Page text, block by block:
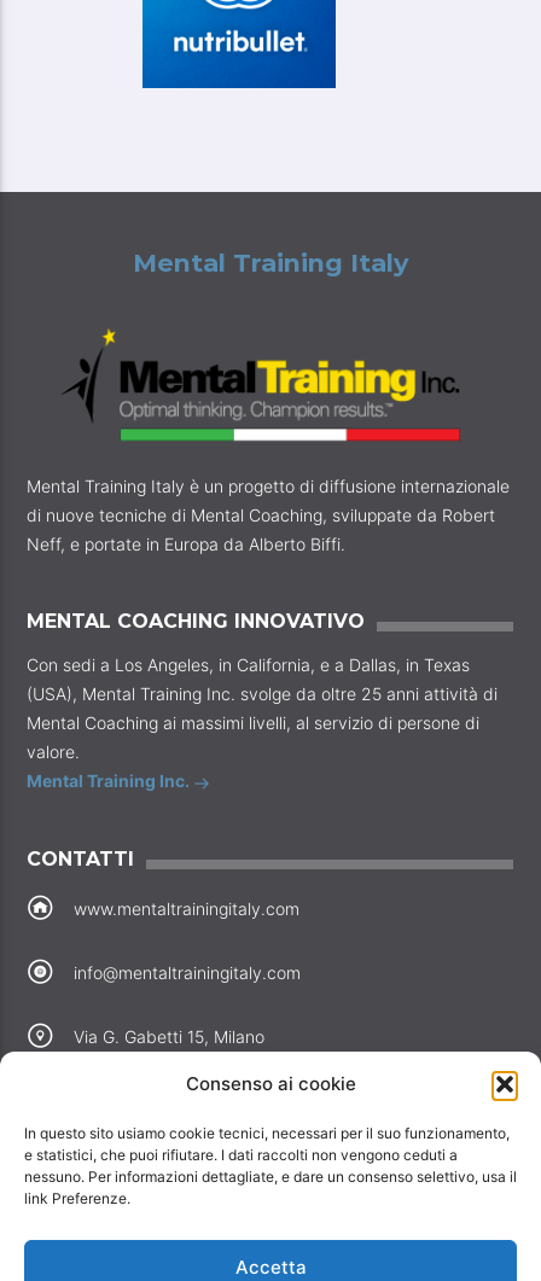
Consenso ai cookie
In questo sito usiamo cookie tecnici, necessari per il suo funzionamento,
e statistici, che puoi rifiutare. I dati raccolti non vengono ceduti a
nessuno. Per informazioni dettagliate, e dare un consenso selettivo, usa il
link Preferenze.
Accetta
Mental Training Italy
Mental Training Italy è un progetto di diffusione internazionale
di nuove tecniche di Mental Coaching, sviluppate da Robert
Neff, e portate in Europa da Alberto Biffi.
MENTAL COACHING INNOVATIVO
Con sedi a Los Angeles, in California, e a Dallas, in Texas
(USA), Mental Training Inc. svolge da oltre 25 anni attività di
Mental Coaching ai massimi livelli, al servizio di persone di
valore.
Mental Training Inc.
CONTATTI
www.mentaltrainingitaly.com
info@mentaltrainingitaly.com
Via G. Gabetti 15, Milano
Perché noi
Offerte
Informativa privacy
Informativa cookie